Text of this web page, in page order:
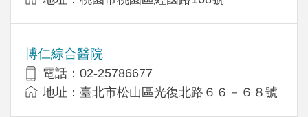
博仁綜合醫院
電話：02-25786677
地址：臺北市松山區光復北路６６－６８號